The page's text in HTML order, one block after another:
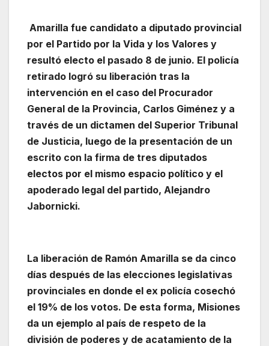
Amarilla fue candidato a diputado provincial
por el Partido por la Vida y los Valores y
resultó electo el pasado 8 de junio. El policía
retirado logró su liberación tras la
intervención en el caso del Procurador
General de la Provincia, Carlos Giménez y a
través de un dictamen del Superior Tribunal
de Justicia, luego de la presentación de un
escrito con la firma de tres diputados
electos por el mismo espacio político y el
apoderado legal del partido, Alejandro
Jabornicki.
La liberación de Ramón Amarilla se da cinco
días después de las elecciones legislativas
provinciales en donde el ex policía cosechó
el 19% de los votos. De esta forma, Misiones
da un ejemplo al país de respeto de la
división de poderes y de acatamiento de la